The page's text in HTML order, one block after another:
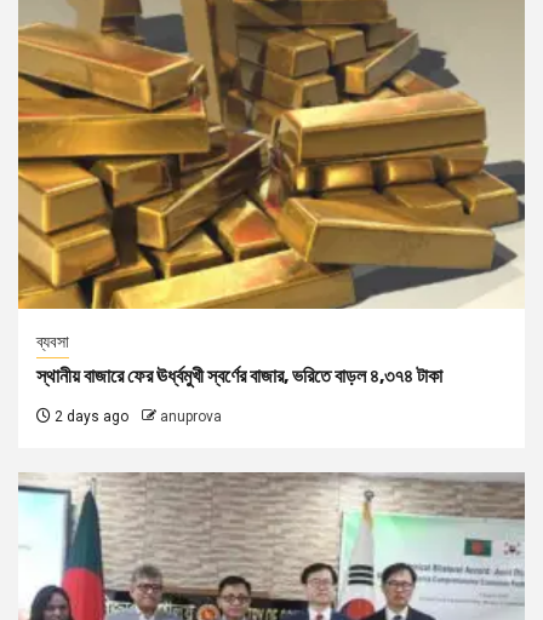
ব্যবসা
স্থানীয় বাজারে ফের ঊর্ধ্বমুখী স্বর্ণের বাজার, ভরিতে বাড়ল ৪,৩৭৪ টাকা
2 days ago anuprova